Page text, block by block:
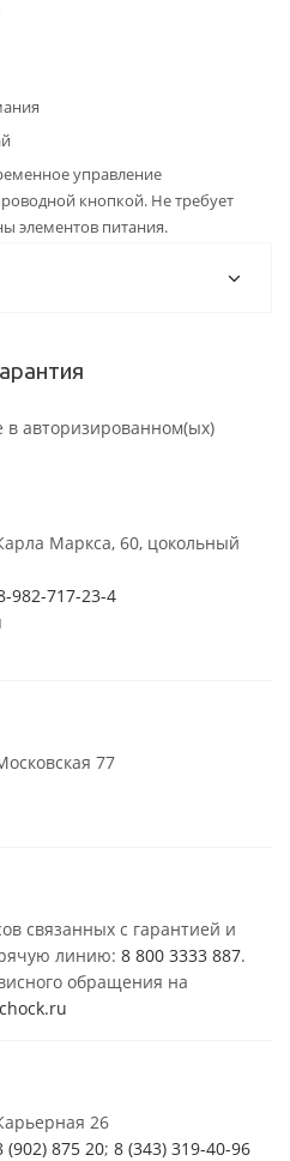
управление
кнопкой. Не требует
элементов питания.
в авторизированном(ых)
Маркса, 60, цокольный
982-717-23-4
77
связанных с гарантией и
линию: 8 800 3333 887.
обращения на
26
(902) 875 20; 8 (343) 319-40-96